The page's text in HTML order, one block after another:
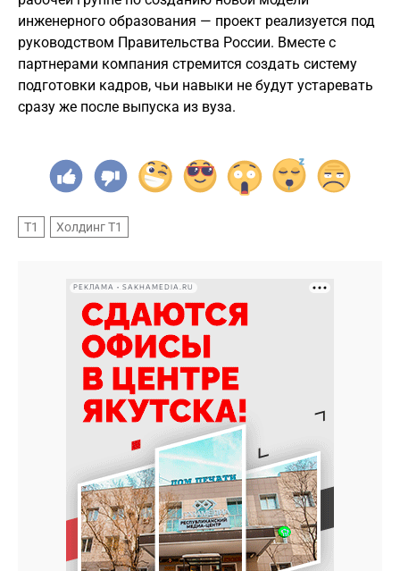
инженерного образования — проект реализуется под
руководством Правительства России. Вместе с
партнерами компания стремится создать систему
подготовки кадров, чьи навыки не будут устаревать
сразу же после выпуска из вуза.
Т1 Холдинг Т1
РЕКЛАМА • SAKHAMEDIA.RU